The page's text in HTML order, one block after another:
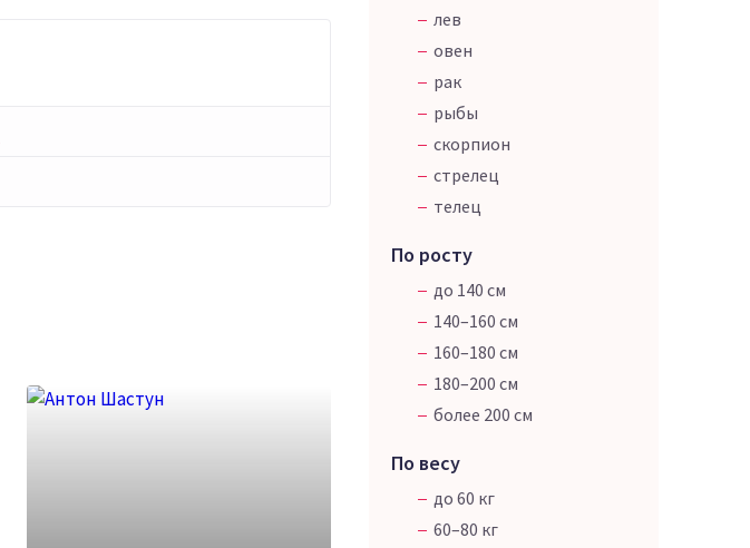
лев
овен
рак
рыбы
скорпион
стрелец
телец
По росту
до 140 см
140–160 см
160–180 см
180–200 см
более 200 см
По весу
до 60 кг
60–80 кг